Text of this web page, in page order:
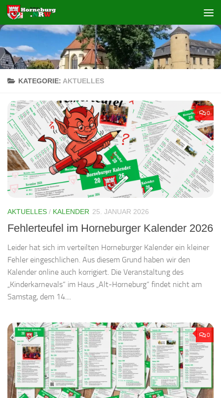
Zum Inhalt springen
KATEGORIE: AKTUELLES
0
AKTUELLES / KALENDER 25. JANUAR 2026
Fehlerteufel im Horneburger Kalender 2026
Leider hat sich im verteilten Horneburger Kalender ein kleiner
Fehler eingeschlichen. Aus diesem Grund haben wir den
Kalender online auch korrigiert. Die Veranstaltung des
„Kinderkarnevals“ im Haus „Alt-Horneburg“ findet nicht am
Samstag, dem 14....
0